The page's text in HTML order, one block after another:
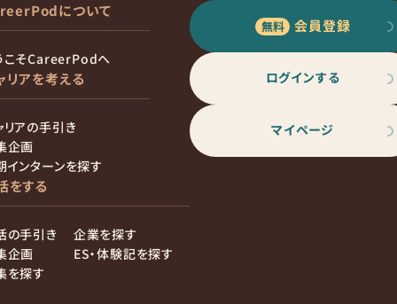
について
こそCareerPodへ
リアを考える
リアの手引き
企画
インターンを探す
をする
の手引き
企画
を探す
企業を探す
ES・体験記を探す
会員登録
ログインする
マイページ